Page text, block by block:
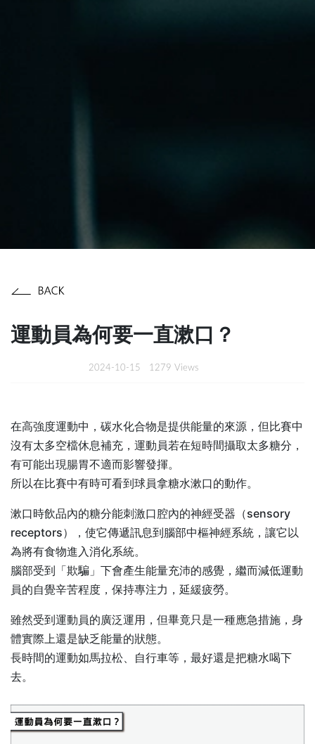
運動員為何要一直漱口？
2024-10-15 1279 Views
在高強度運動中，碳水化合物是提供能量的來源，但比賽中
沒有太多空檔休息補充，運動員若在短時間攝取太多糖分，
有可能出現腸胃不適而影響發揮。
所以在比賽中有時可看到球員拿糖水漱口的動作。
漱口時飲品內的糖分能刺激口腔內的神經受器（sensory
receptors），使它傳遞訊息到腦部中樞神經系統，讓它以
為將有食物進入消化系統。
腦部受到「欺騙」下會產生能量充沛的感覺，繼而減低運動
員的自覺辛苦程度，保持專注力，延緩疲勞。
雖然受到運動員的廣泛運用，但畢竟只是一種應急措施，身
體實際上還是缺乏能量的狀態。
長時間的運動如馬拉松、自行車等，最好還是把糖水喝下
去。